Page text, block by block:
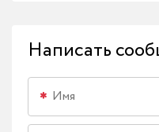
Написать